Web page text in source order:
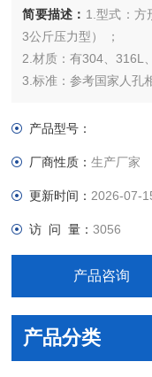
简要描述： 1.型式：方
3公斤压力型） ；
2.材质：有304、316L
3.标准：参考国家人孔
5.规格：150MM-
Ra≤0.4μm,外表面抛光
产品型号：
厂商性质：生产厂家
更新时间： 2026-07-
访 问 量：3056
产品咨询
产品分类